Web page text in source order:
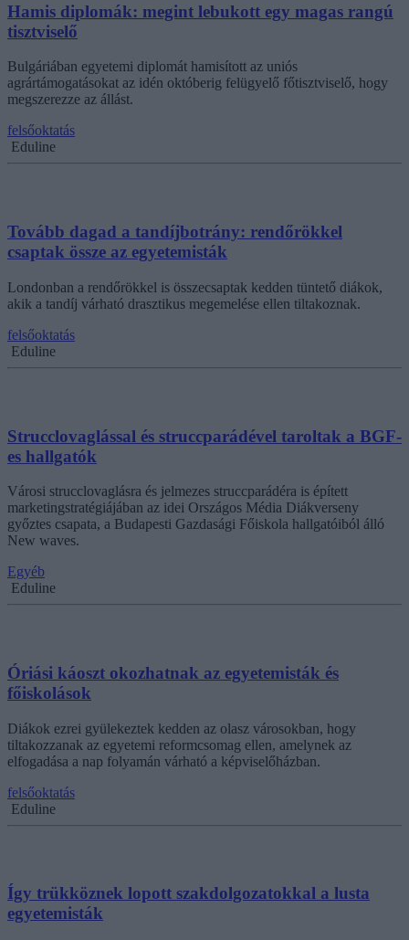
Hamis diplomák: megint lebukott egy magas rangú
tisztviselő
Bulgáriában egyetemi diplomát hamisított az uniós
agrártámogatásokat az idén októberig felügyelő főtisztviselő, hogy
megszerezze az állást.
felsőoktatás
Eduline
Tovább dagad a tandíjbotrány: rendőrökkel
csaptak össze az egyetemisták
Londonban a rendőrökkel is összecsaptak kedden tüntető diákok,
akik a tandíj várható drasztikus megemelése ellen tiltakoznak.
felsőoktatás
Eduline
Strucclovaglással és struccparádével taroltak a BGF-
es hallgatók
Városi strucclovaglásra és jelmezes struccparádéra is épített
marketingstratégiájában az idei Országos Média Diákverseny
győztes csapata, a Budapesti Gazdasági Főiskola hallgatóiból álló
New waves.
Egyéb
Eduline
Óriási káoszt okozhatnak az egyetemisták és
főiskolások
Diákok ezrei gyülekeztek kedden az olasz városokban, hogy
tiltakozzanak az egyetemi reformcsomag ellen, amelynek az
elfogadása a nap folyamán várható a képviselőházban.
felsőoktatás
Eduline
Így trükköznek lopott szakdolgozatokkal a lusta
egyetemisták